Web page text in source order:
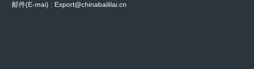
邮件(E-mai) : Export@chinabaililai.cn